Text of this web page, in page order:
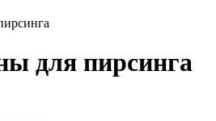
для пирсинга